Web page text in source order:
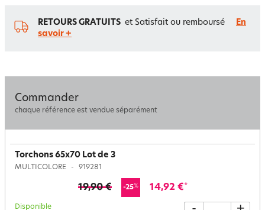
RETOURS GRATUITS et Satisfait ou remboursé
En
savoir +
Commander
chaque référence est vendue séparément
Torchons 65x70 Lot de 3
MULTICOLORE 919281
19,90 € -25% 14,92 €*
Disponible